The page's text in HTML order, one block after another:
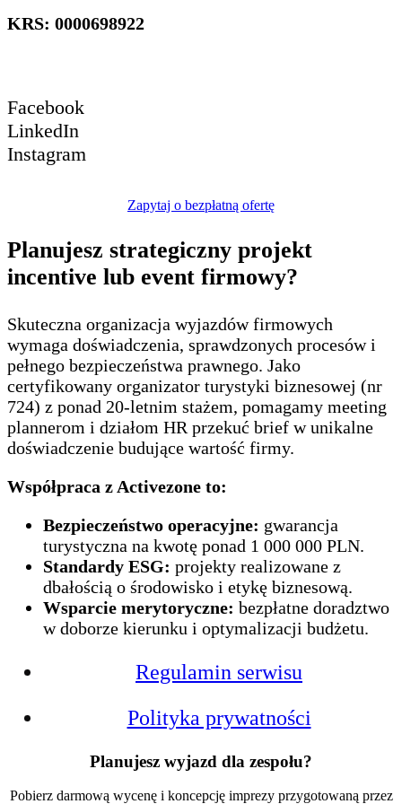
KRS: 0000698922
Facebook
LinkedIn
Instagram
Zapytaj o bezpłatną ofertę
Planujesz strategiczny projekt
incentive lub event firmowy?
Skuteczna organizacja wyjazdów firmowych
wymaga doświadczenia, sprawdzonych procesów i
pełnego bezpieczeństwa prawnego. Jako
certyfikowany organizator turystyki biznesowej (nr
724) z ponad 20-letnim stażem, pomagamy meeting
plannerom i działom HR przekuć brief w unikalne
doświadczenie budujące wartość firmy.
Współpraca z Activezone to:
Bezpieczeństwo operacyjne: gwarancja
turystyczna na kwotę ponad 1 000 000 PLN.
Standardy ESG: projekty realizowane z
dbałością o środowisko i etykę biznesową.
Wsparcie merytoryczne: bezpłatne doradztwo
w doborze kierunku i optymalizacji budżetu.
Regulamin serwisu
Polityka prywatności
Planujesz wyjazd dla zespołu?
Pobierz darmową wycenę i koncepcję imprezy przygotowaną przez